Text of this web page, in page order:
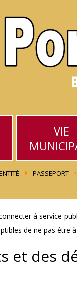
VIE
PASSEPORT
à service-
de ne pas être
et des